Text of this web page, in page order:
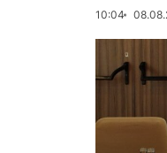
10:04